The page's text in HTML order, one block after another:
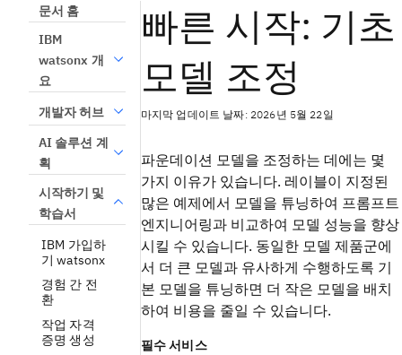
문서 홈
IBM
watsonx 개
요
개발자 허브
AI 솔루션 계
획
시작하기 및
학습서
IBM 가입하
기 watsonx
경험 간 전
환
작업 자격
증명 생성
빠른 시작: 기초
모델 조정
마지막 업데이트 날짜: 2026년 5월 22일
파운데이션 모델을 조정하는 데에는 몇
가지 이유가 있습니다. 레이블이 지정된
많은 예제에서 모델을 튜닝하여 프롬프트
엔지니어링과 비교하여 모델 성능을 향상
시킬 수 있습니다. 동일한 모델 제품군에
서 더 큰 모델과 유사하게 수행하도록 기
본 모델을 튜닝하면 더 작은 모델을 배치
하여 비용을 줄일 수 있습니다.
필수 서비스